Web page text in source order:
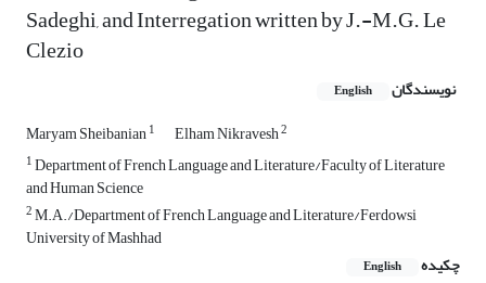
Sadeghi, and Interregation written by J.-M.G. Le
Clezio
نویسندگان English
Maryam Sheibanian1 Elham Nikravesh2
1Department of French Language and Literature/Faculty of Literature
and Human Science
2M.A./Department of French Language and Literature/Ferdowsi
University of Mashhad
چکیده
English